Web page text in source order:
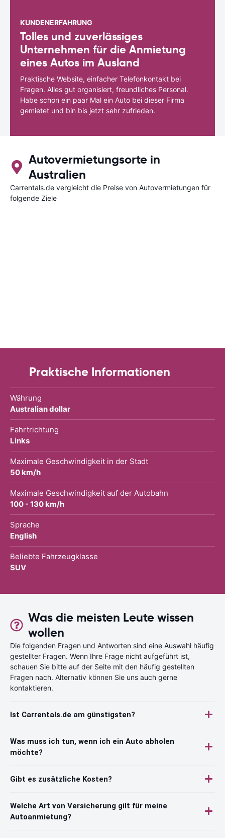
KUNDENERFAHRUNG
Tolles und zuverlässiges
Unternehmen für die Anmietung
eines Autos im Ausland
Praktische Website, einfacher Telefonkontakt bei
Fragen. Alles gut organisiert, freundliches Personal.
Habe schon ein paar Mal ein Auto bei dieser Firma
gemietet und bin bis jetzt sehr zufrieden.
Autovermietungsorte in
Australien
Carrentals.de vergleicht die Preise von Autovermietungen für
folgende Ziele
Praktische Informationen
Währung
Australian dollar
Fahrtrichtung
Links
Maximale Geschwindigkeit in der Stadt
50 km/h
Maximale Geschwindigkeit auf der Autobahn
100 - 130 km/h
Sprache
English
Beliebte Fahrzeugklasse
SUV
Was die meisten Leute wissen
wollen
Die folgenden Fragen und Antworten sind eine Auswahl häufig
gestellter Fragen. Wenn Ihre Frage nicht aufgeführt ist,
schauen Sie bitte auf der Seite mit den häufig gestellten
Fragen nach. Alternativ können Sie uns auch gerne
kontaktieren.
Ist Carrentals.de am günstigsten?
Was muss ich tun, wenn ich ein Auto abholen
möchte?
Gibt es zusätzliche Kosten?
Welche Art von Versicherung gilt für meine
Autoanmietung?